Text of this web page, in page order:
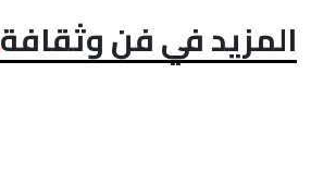
المزيد في فن وثقافة